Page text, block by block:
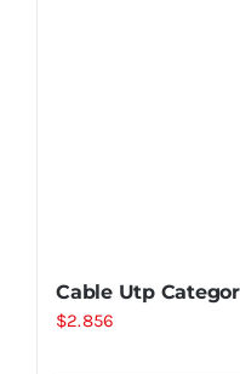
Cable Utp
$2.856